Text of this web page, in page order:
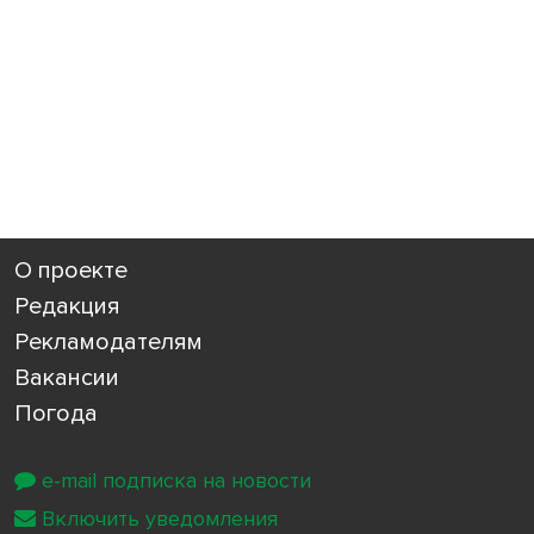
О проекте
Редакция
Рекламодателям
Вакансии
Погода
e-mail подписка на новости
Включить уведомления